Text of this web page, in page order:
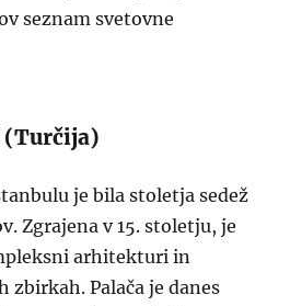
seznam svetovne
(Turčija)
je bila stoletja sedež
Zgrajena v 15. stoletju, je
arhitekturi in
Palača je danes